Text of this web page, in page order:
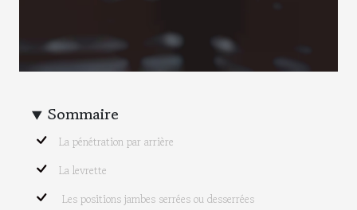
Sommaire
La pénétration par arrière
La levrette
Les positions jambes serrées ou desserrées